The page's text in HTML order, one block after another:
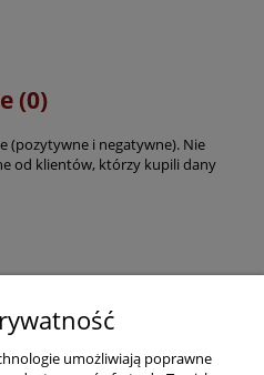
(0)
(pozytywne i negatywne). Nie
od klientów, którzy kupili dany
Pomoc
umożliwiają poprawne